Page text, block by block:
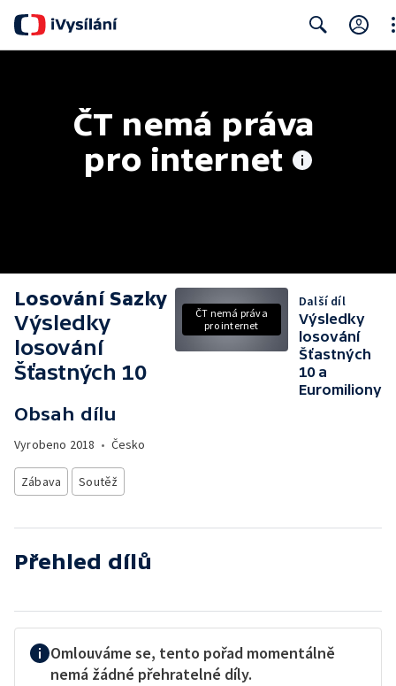
ČT nemá práva
pro internet
Losování Sazky
Výsledky
losování
Šťastných 10
Obsah dílu
Vyrobeno 2018 • Česko
Zábava Soutěž
ČT nemá práva
pro internet
Další díl
Výsledky
losování
Šťastných
10 a
Euromiliony
Přehled dílů
Omlouváme se, tento pořad momentálně
nemá žádné přehratelné díly.